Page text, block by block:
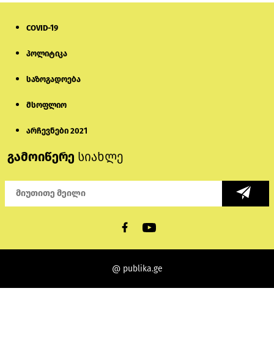
COVID-19
პოლიტიკა
საზოგადოება
მსოფლიო
არჩევნები 2021
გამოიწერე სიახლე
@ publika.ge